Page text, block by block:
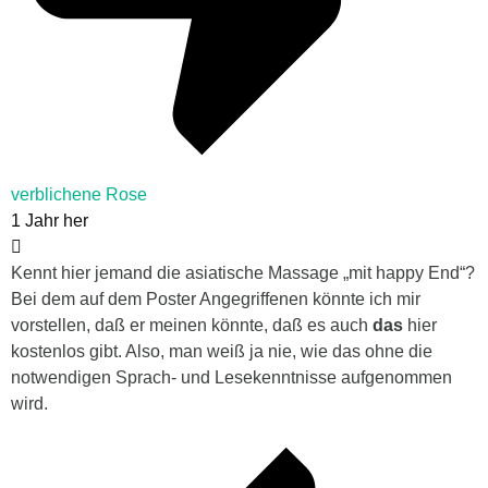
verblichene Rose
1 Jahr her
Kennt hier jemand die asiatische Massage „mit happy End“?
Bei dem auf dem Poster Angegriffenen könnte ich mir
vorstellen, daß er meinen könnte, daß es auch das hier
kostenlos gibt. Also, man weiß ja nie, wie das ohne die
notwendigen Sprach- und Lesekenntnisse aufgenommen
wird.